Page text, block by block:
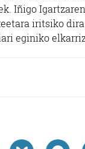
Iñigo
iritsiko
eginiko